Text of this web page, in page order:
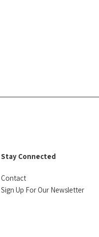
Stay Connected
Contact
Sign Up For Our Newsletter